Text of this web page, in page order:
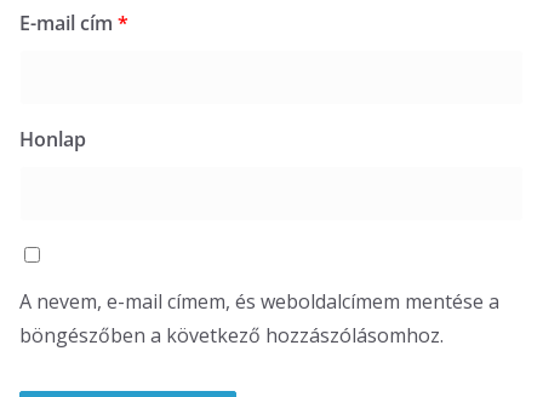
E-mail cím *
Honlap
A nevem, e-mail címem, és weboldalcímem mentése a
böngészőben a következő hozzászólásomhoz.